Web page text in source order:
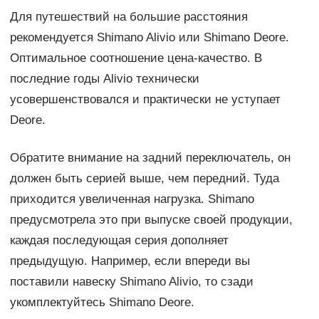
Для путешествий на большие расстояния
рекомендуется Shimano Alivio или Shimano Deore.
Оптимальное соотношение цена-качество. В
последние годы Alivio технически
усовершенствовался и практически не уступает
Deore.
Обратите внимание на задний переключатель, он
должен быть серией выше, чем передний. Туда
приходится увеличенная нагрузка. Shimano
предусмотрела это при выпуске своей продукции,
каждая последующая серия дополняет
предыдущую. Например, если впереди вы
поставили навеску Shimano Alivio, то сзади
укомплектуйтесь Shimano Deore.